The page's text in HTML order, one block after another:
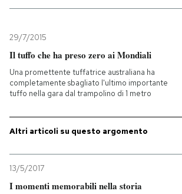
Internet
Scienza
Economia
Sport
Media
Altrecose
PODCAST
29/7/2015
Il tuffo che ha preso zero ai Mondiali
Una promettente tuffatrice australiana ha
completamente sbagliato l'ultimo importante
tuffo nella gara dal trampolino di 1 metro
Altri articoli su questo argomento
13/5/2017
I momenti memorabili nella storia